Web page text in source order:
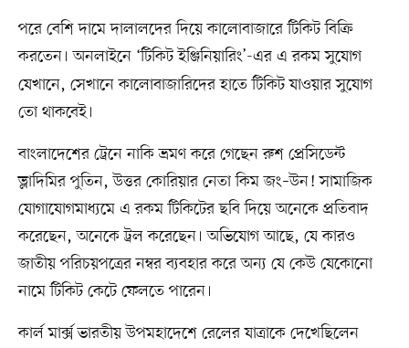
পরে বেশি দামে দালালদের দিয়ে কালোবাজারে টিকিট বিক্রি
করতেন। অনলাইনে ‘টিকিট ইঞ্জিনিয়ারিং’-এর এ রকম সুযোগ
যেখানে, সেখানে কালোবাজারিদের হাতে টিকিট যাওয়ার সুযোগ
তো থাকবেই।
বাংলাদেশের ট্রেনে নাকি ভ্রমণ করে গেছেন রুশ প্রেসিডেন্ট
ভ্লাদিমির পুতিন, উত্তর কোরিয়ার নেতা কিম জং–উন! সামাজিক
যোগাযোগমাধ্যমে এ রকম টিকিটের ছবি দিয়ে অনেকে প্রতিবাদ
করেছেন, অনেকে ট্রল করেছেন। অভিযোগ আছে, যে কারও
জাতীয় পরিচয়পত্রের নম্বর ব্যবহার করে অন্য যে কেউ যেকোনো
নামে টিকিট কেটে ফেলতে পারেন।
কার্ল মার্ক্স ভারতীয় উপমহাদেশে রেলের যাত্রাকে দেখেছিলেন